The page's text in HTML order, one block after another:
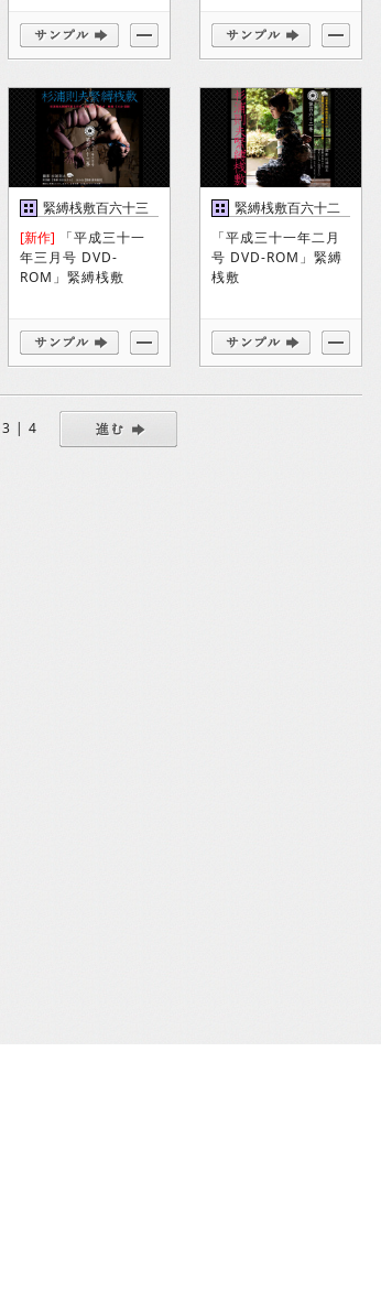
緊縛桟敷百六十三
巻
[新作] 「平成三十一
年三月号 DVD-
ROM」緊縛桟敷
緊縛桟敷百六十二
巻
「平成三十一年二月
号 DVD-ROM」緊縛
桟敷
3 | 4